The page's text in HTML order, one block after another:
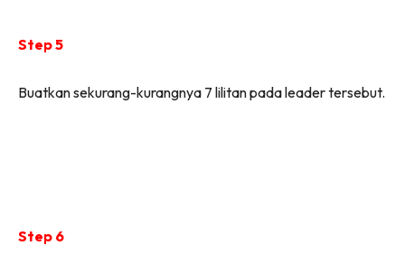
Step 5
Buatkan sekurang-kurangnya 7 lilitan pada leader tersebut.
Step 6